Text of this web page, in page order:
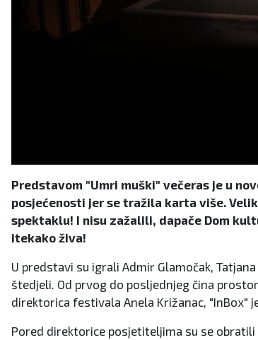
Predstavom "Umri muški" večeras je u
posjećenosti jer se tražila karta više.
spektaklu! I nisu zažalili, dapače Dom
itekako živa!
U predstavi su igrali Admir Glamočak,
štedjeli. Od prvog do posljednjeg čina
direktorica festivala Anela Križanac, "InBox"
Pored direktorice posjetiteljima su se obratili